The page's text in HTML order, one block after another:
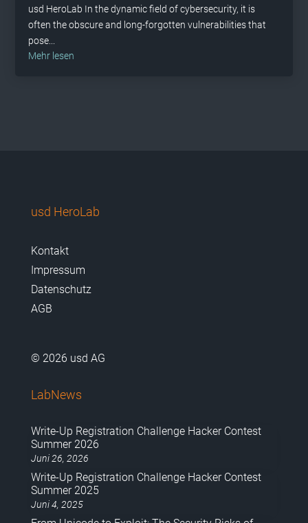
usd HeroLab In the dynamic field of cybersecurity, it is
often the obscure and long-forgotten vulnerabilities that
pose...
mehr lesen
usd HeroLab
Kontakt
Impressum
Datenschutz
AGB
© 2026 usd AG
LabNews
Write-Up Registration Challenge Hacker Contest
Summer 2026
Juni 26, 2026
Write-Up Registration Challenge Hacker Contest
Summer 2025
Juni 4, 2025